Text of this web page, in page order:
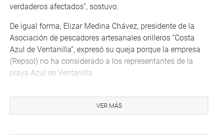
verdaderos afectados”, sostuvo.
De igual forma, Elizar Medina Chávez, presidente de la
Asociación de pescadores artesanales orilleros “Costa
Azul de Ventanilla”, expresó su queja porque la empresa
(Repsol) no ha considerado a los representantes de la
playa Azul de Ventanilla.
víctimas del derrame de petróleo, pero no quieren asumir
su responsabilidad. Sufrimos a diario por no tener que
VER MÁS